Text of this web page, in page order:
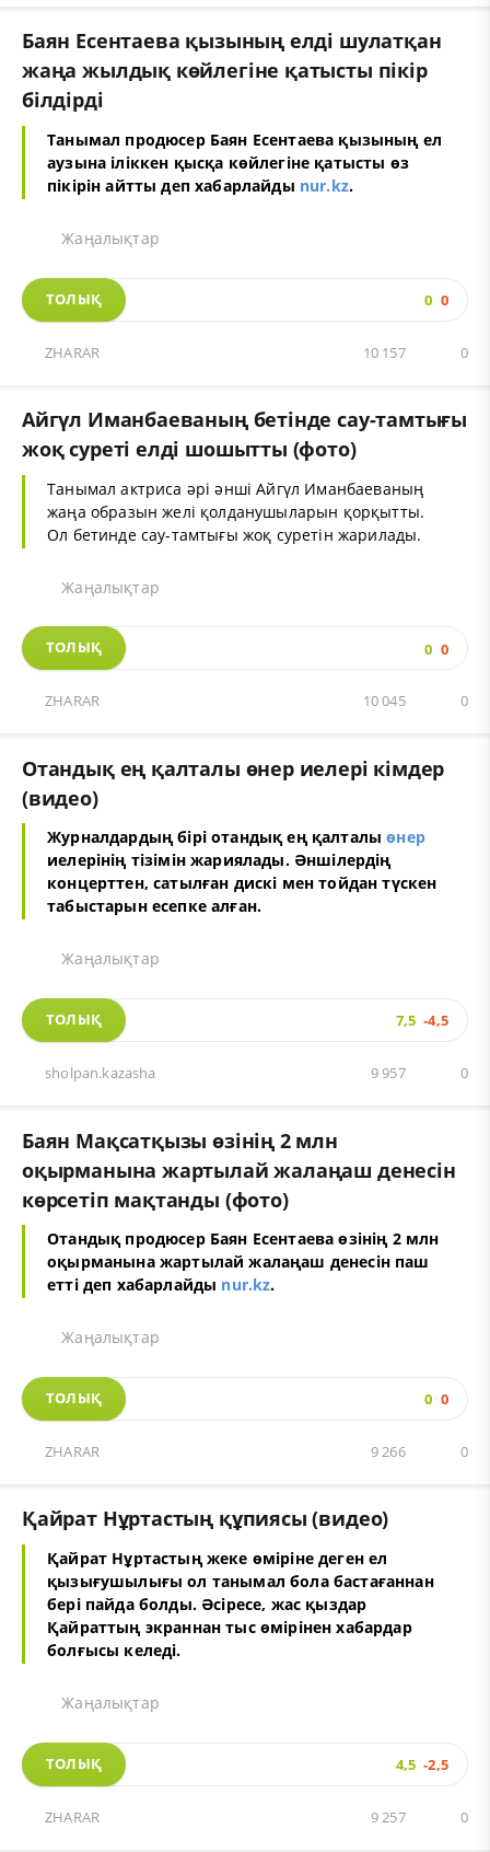
Баян Есентаева қызының елді шулатқан
жаңа жылдық көйлегіне қатысты пікір
білдірді
Танымал продюсер Баян Есентаева қызының ел
аузына іліккен қысқа көйлегіне қатысты өз
пікірін айтты деп хабарлайды nur.kz.
Жаңалықтар
ТОЛЫҚ 0 0
ZHARAR 0
10 157
Айгүл Иманбаеваның бетінде сау-тамтығы
жоқ суреті елді шошытты (фото)
Танымал актриса әрі әнші Айгүл Иманбаеваның
жаңа образын желі қолданушыларын қорқытты.
Ол бетинде сау-тамтығы жоқ суретін жарилады.
Жаңалықтар
ТОЛЫҚ 0 0
ZHARAR 0
10 045
Отандық ең қалталы өнер иелері кімдер
(видео)
Журналдардың бірі отандық ең қалталыөнер
иелерінің тізімін жариялады. Әншілердің
концерттен, сатылған дискі мен тойдан түскен
табыстарын есепке алған.
Жаңалықтар
ТОЛЫҚ 7,5 -4,5
sholpan.kazasha 0
9 957
Баян Мақсатқызы өзінің 2 млн
оқырманына жартылай жалаңаш денесін
көрсетіп мақтанды (фото)
Отандық продюсер Баян Есентаева өзінің 2 млн
оқырманына жартылай жалаңаш денесін паш
етті деп хабарлайды nur.kz.
Жаңалықтар
ТОЛЫҚ 0 0
ZHARAR 0
9 266
Қайрат Нұртастың құпиясы (видео)
Қайрат Нұртастың жеке өміріне деген ел
қызығушылығы ол танымал бола бастағаннан
бері пайда болды. Әсіресе, жас қыздар
Қайраттың экраннан тыс өмірінен хабардар
болғысы келеді.
Жаңалықтар
ТОЛЫҚ 4,5 -2,5
ZHARAR 0
9 257